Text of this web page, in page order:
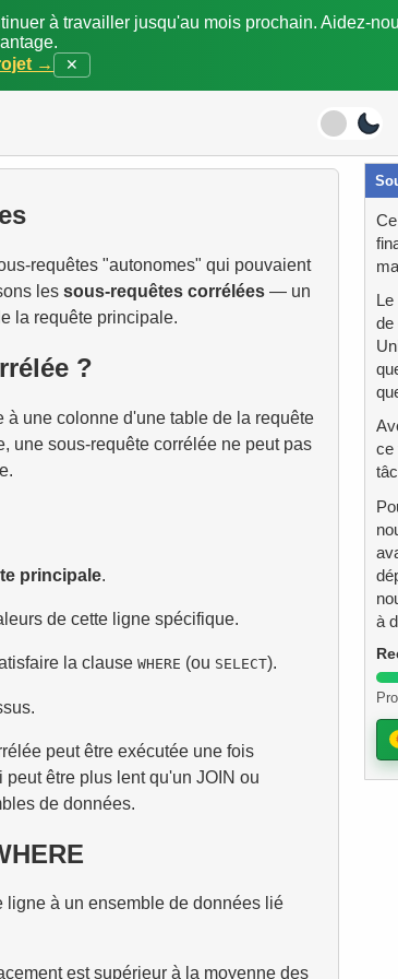
à travailler jusqu'au mois prochain. Aidez-
→
✕
requêtes "autonomes" qui pouvaient
les sous-requêtes corrélées— un
la requête principale.
?
une colonne d'une table de la requête
une sous-requête corrélée ne peut pas
principale.
de cette ligne spécifique.
la clause WHERE (ou SELECT).
peut être exécutée une fois
être plus lent qu'un JOIN ou
de données.
ligne à un ensemble de données lié
est supérieur à la moyenne des
de
ce
à